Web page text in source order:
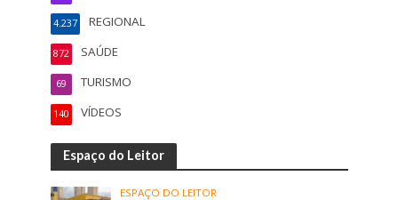
REGIONAL
4.237
SAÚDE
872
TURISMO
69
VÍDEOS
140
Espaço do Leitor
ESPAÇO DO LEITOR